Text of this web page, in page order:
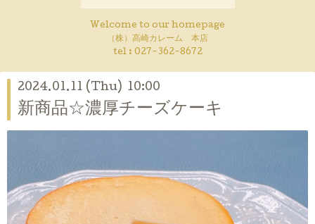
Welcome to our homepage
（株）高崎カレーム 本店
tel : 027-362-8672
2024.01.11 (Thu) 10:00
新商品☆濃厚チーズケーキ